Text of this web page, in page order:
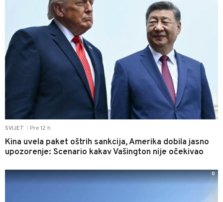
SVIJET Pre 12 h
Kina uvela paket oštrih sankcija, Amerika dobila jasno
upozorenje: Scenario kakav Vašington nije očekivao
0